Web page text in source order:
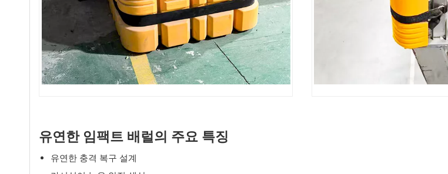
유연한 임팩트 배럴의 주요 특징
유연한 충격 복구 설계